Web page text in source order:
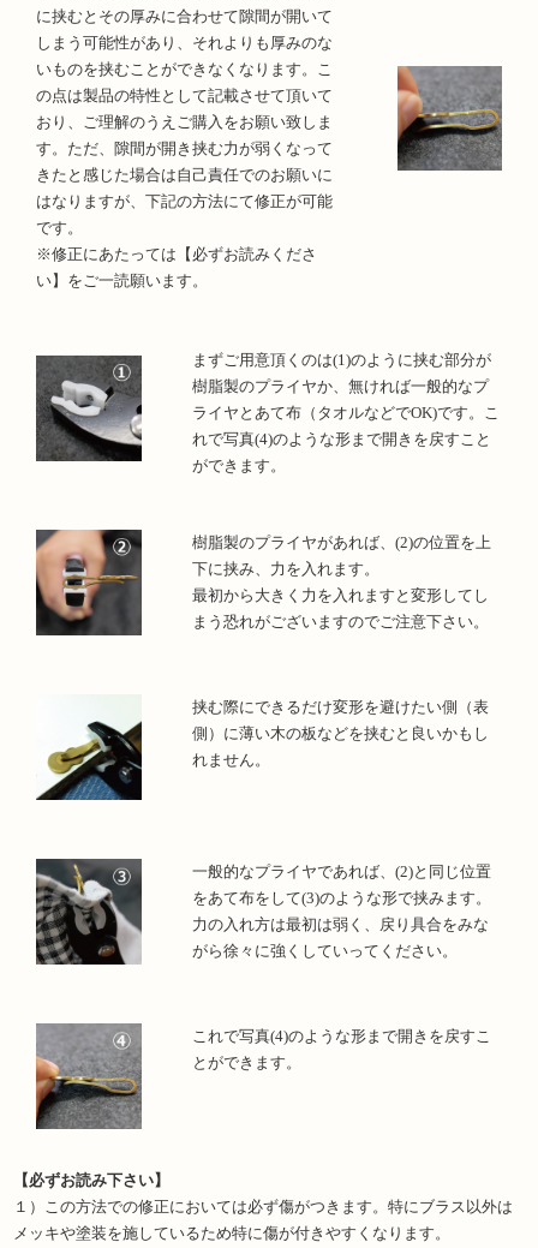
に挟むとその厚みに合わせて隙間が開いて
しまう可能性があり、それよりも厚みのな
いものを挟むことができなくなります。こ
の点は製品の特性として記載させて頂いて
おり、ご理解のうえご購入をお願い致しま
す。ただ、隙間が開き挟む力が弱くなって
きたと感じた場合は自己責任でのお願いに
はなりますが、下記の方法にて修正が可能
です。
※修正にあたっては【必ずお読みくださ
い】をご一読願います。
まずご用意頂くのは(1)のように挟む部分が
樹脂製のプライヤか、無ければ一般的なプ
ライヤとあて布（タオルなどでOK)です。こ
れで写真(4)のような形まで開きを戻すこと
ができます。
樹脂製のプライヤがあれば、(2)の位置を上
下に挟み、力を入れます。
最初から大きく力を入れますと変形してし
まう恐れがございますのでご注意下さい。
挟む際にできるだけ変形を避けたい側（表
側）に薄い木の板などを挟むと良いかもし
れません。
一般的なプライヤであれば、(2)と同じ位置
をあて布をして(3)のような形で挟みます。
力の入れ方は最初は弱く、戻り具合をみな
がら徐々に強くしていってください。
これで写真(4)のような形まで開きを戻すこ
とができます。
【必ずお読み下さい】
１）この方法での修正においては必ず傷がつきます。特にブラス以外は
メッキや塗装を施しているため特に傷が付きやすくなります。